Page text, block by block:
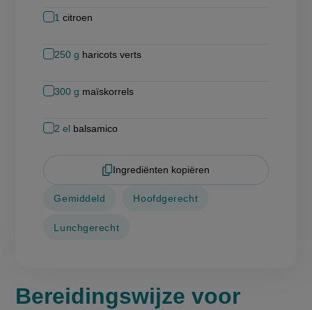
1 citroen
250 g haricots verts
300 g maïskorrels
2 el balsamico
Ingrediënten kopiëren
Gemiddeld Hoofdgerecht
Lunchgerecht
Bereidingswijze voor